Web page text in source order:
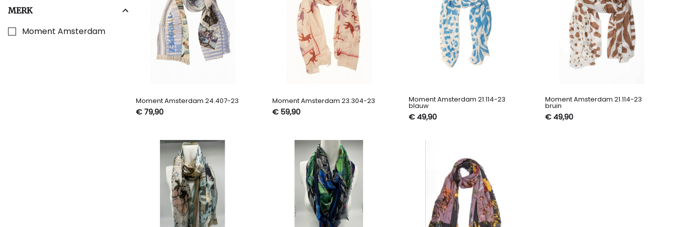
MERK
Moment Amsterdam
Moment Amsterdam 24.407-23
€ 79,90
Moment Amsterdam 23.304-23
€ 59,90
Moment Amsterdam 21.114-23
blauw
€ 49,90
Moment Amsterdam 21.114-23
bruin
€ 49,90